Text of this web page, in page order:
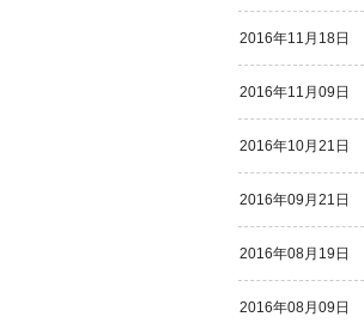
2016年11月18日
2016年11月09日
2016年10月21日
2016年09月21日
2016年08月19日
2016年08月09日